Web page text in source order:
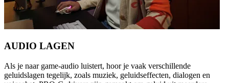
AUDIO LAGEN
Als je naar game-audio luistert, hoor je vaak verschillende
geluidslagen tegelijk, zoals muziek, geluidseffecten, dialogen en